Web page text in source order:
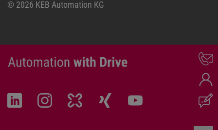
© 2026 KEB Automation KG